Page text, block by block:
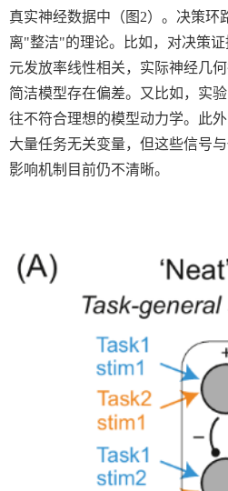
真实神经数据中（图 2）。决策环
离"整洁"的理论。比如，对决策
元发放率线性相关，实际神经几
简洁模型存在偏差。又比如，实
往不符合理想的模型动力学。此
大量任务无关变量，但这些信号
影响机制目前仍不清晰。